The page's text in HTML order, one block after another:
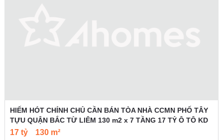
HIẾM HÓT CHÍNH CHỦ CẦN BÁN TÒA NHÀ CCMN PHỐ TÂY
TỰU QUẬN BẮC TỪ LIÊM 130 m2 x 7 TẦNG 17 TỶ Ô TÔ KD
17 tỷ 130 m²